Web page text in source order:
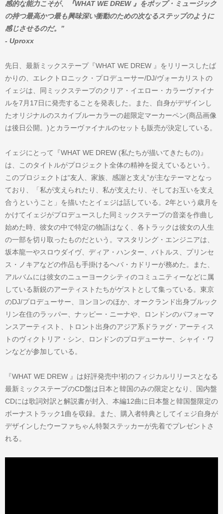
感的な能力こそが、『WHAT WE DREW 』をポップ・ミュージック
の持つ最高かつ最も興味深い衝動のための次なるステップのように
感じさせるのだ。”
- Uproxx
先日、最新ミックステープ『WHAT WE DREW 』をリリースしたば
かりの、エレクトロニック・プロデューサー/DJ/ヴォーカリストの
イェジは、同ミックステープのクリア・イエロー・カラーヴァイナ
ルを7月17日に発売することを発表した。また、自身がデザインし
たオリジナルのスカイブルーカラーの超限定マーカーペン(商品画像
は後日公開。)とカラーヴァイナルのセットも販売が決定している。
イェジにとって『WHAT WE DREW (私たちが描いてきたもの)』
は、このタイトルがプロジェクト全体の精神を捉えているという。
このプロジェクトは“友人、家族、感謝と支え”が主なテーマとなっ
ており、「私が支えられたり、私が支えたり、そしてお互いを支え
合うということ」を描いたとイェジは話している。2年という歳月を
かけてイェジがプロデュースした同ミックステープの音楽を作曲し
始めた時、彼女の中で特定の物語はなく、各トラックは彼女の人生
の一部を切り取ったものだという。マスタリング・エンジニアは、
坂本龍一やスロウダイヴ、ディア・ハンター、バトルス、プリンセ
ス・ノキアなどの作品も手掛けるヘバ・カドリーが務めた。また、
アルバムには彼女のニューヨークシティのコミュニティーなどに属
している新鋭のアーティストたちがゲストとして集っている。東京
のDJ/プロデューサー、ヨンヨンのほか、オークランド出身ブルック
リン在住のラッパー、ナッピー・ニーナや、ロンドンのパフォーマ
ンスアーティスト、トロント出身のアジア系ドラァグ・アーティス
トのヴィクトリア・シン、ロンドンのプロデューサー、シャイ・ワ
ンなどが参加している。
『WHAT WE DREW 』は好評発売中!初のフィジカルリリースとなる
最新ミックステープのCD盤は日本と韓国のみの限定となり、国内盤
CDには歌詞対訳と解説書が封入、本編12曲に日本盤と韓国盤限定の
ボーナストラック1曲を収録。また、購入者特典としてイェジ自身が
デザインしたウーファちゃん特製ステッカーが先着でプレゼントさ
れる。